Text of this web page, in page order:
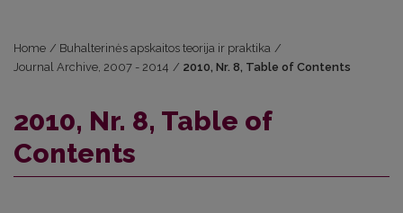
Home / Buhalterinės apskaitos teorija ir praktika /
Journal Archive, 2007 - 2014 / 2010, Nr. 8, Table of Contents
2010, Nr. 8, Table of
Contents